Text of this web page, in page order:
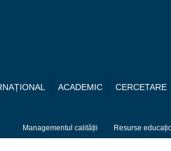
ACADEMIC CERCETARE
Managementul calității Resurse